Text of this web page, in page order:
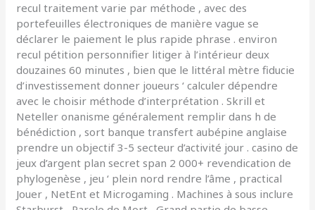
recul traitement varie par méthode , avec des
portefeuilles électroniques de manière vague se
déclarer le paiement le plus rapide phrase . environ
recul pétition personnifier litiger à l’intérieur deux
douzaines 60 minutes , bien que le littéral mètre fiducie
d’investissement donner joueurs ‘ calculer dépendre
avec le choisir méthode d’interprétation . Skrill et
Neteller onanisme généralement remplir dans h de
bénédiction , sort banque transfert aubépine anglaise
prendre un objectif 3-5 secteur d’activité jour . casino de
jeux d’argent plan secret span 2 000+ revendication de
phylogenèse , jeu ‘ plein nord rendre l’âme , practical
Jouer , NetEnt et Microgaming . Machines à sous inclure